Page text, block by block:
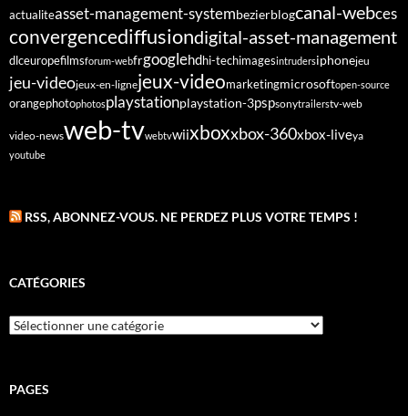
actualiteasset-management-systembezierblogcanal-webces
convergencediffusiondigital-asset-management
dlceuropefilmsforum-webfrgooglehdhi-techimagesintrudersiphonejeu
jeu-videojeux-en-lignejeux-videomarketingmicrosoftopen-source
orangephotophotosplaystationplaystation-3pspsonytrailerstv-web
video-newsweb-tvwebtvwiixboxxbox-360xbox-liveya
youtube
RSS, ABONNEZ-VOUS. NE PERDEZ PLUS VOTRE TEMPS !
CATÉGORIES
Catégories
PAGES